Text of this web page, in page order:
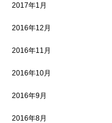
2017年1月
2016年12月
2016年11月
2016年10月
2016年9月
2016年8月